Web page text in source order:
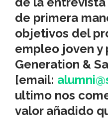
de primera
objetivos del
empleo joven y
Generation &
[email:
ultimo nos
valor añadido